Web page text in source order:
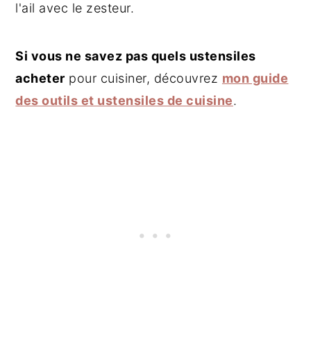
l'ail avec le zesteur.
Si vous ne savez pas quels ustensiles
acheter pour cuisiner, découvrez mon guide
des outils et ustensiles de cuisine.